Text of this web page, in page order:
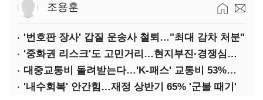
조용훈
'번호판 장사' 갑질 운송사 철퇴…"최대 감차 처분"
'중화권 리스크'도 고민거리…현지부진·경쟁심화·양안냉각
대중교통비 돌려받는다…'K-패스' 교통비 53%까지 환급
'내수회복' 안간힘…재정 상반기 65% '군불 때기'